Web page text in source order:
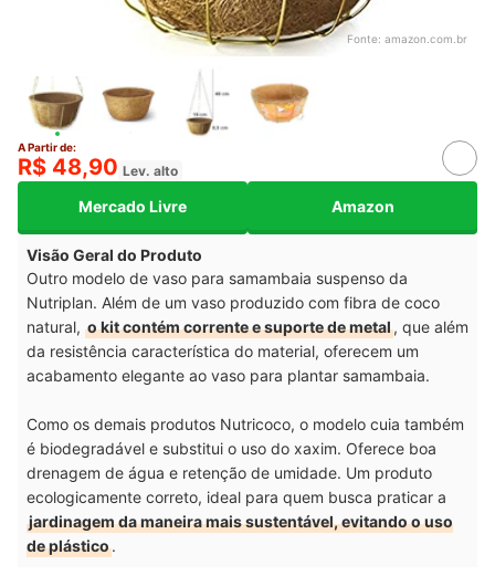
Fonte: amazon.com.br
A Partir de:
R$ 48,90 Lev. alto
Mercado Livre Amazon
Visão Geral do Produto
Outro modelo de vaso para samambaia suspenso da
Nutriplan. Além de um vaso produzido com fibra de coco
natural, o kit contém corrente e suporte de metal, que além
da resistência característica do material, oferecem um
acabamento elegante ao vaso para plantar samambaia.
Como os demais produtos Nutricoco, o modelo cuia também
é biodegradável e substitui o uso do xaxim. Oferece boa
drenagem de água e retenção de umidade. Um produto
ecologicamente correto, ideal para quem busca praticar a
jardinagem da maneira mais sustentável, evitando o uso
de plástico.